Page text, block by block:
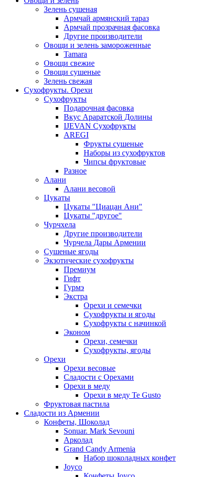
Зелень сушеная
Армчай армянский тараз
Армчай прозрачная фасовка
Другие производители
Овощи и зелень замороженные
Tamara
Овощи свежие
Овощи сушеные
Зелень свежая
Сухофрукты. Орехи
Сухофрукты
Подарочная фасовка
Вкус Араратской Долины
IJEVAN Сухофрукты
AREGI
Фрукты сушеные
Наборы из сухофруктов
Чипсы фруктовые
Разное
Алани
Алани весовой
Цукаты
Цукаты "Циацан Ани"
Цукаты "другое"
Чурчхела
Другие производители
Чурчела Дары Армении
Сушеные ягоды
Экзотические сухофрукты
Премиум
Гифт
Гурмэ
Экстра
Орехи и семечки
Сухофрукты и ягоды
Сухофрукты с начинкой
Эконом
Орехи, семечки
Сухофрукты, ягоды
Орехи
Орехи весовые
Сладости с Орехами
Орехи в меду
Орехи в меду Te Gusto
Фруктовая пастила
Сладости из Армении
Конфеты, Шоколад
Sonuar. Mark Sevouni
Арколад
Grand Candy Armenia
Набор шоколадных конфет
Joyco